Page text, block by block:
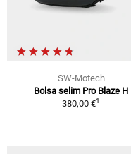
SW-Motech
Bolsa selim Pro Blaze H
380,00 €1